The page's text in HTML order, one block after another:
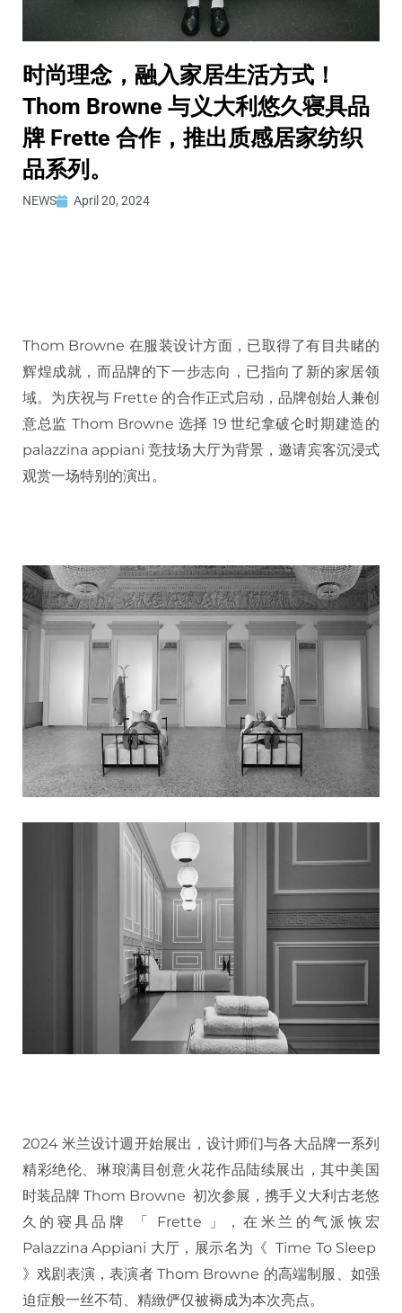
时尚理念，融入家居生活方式！
Thom Browne 与义大利悠久寝具品
牌 Frette 合作，推出质感居家纺织
品系列。
NEWS April 20, 2024
Thom Browne 在服装设计方面，已取得了有目共睹的
辉煌成就，而品牌的下一步志向，已指向了新的家居领
域。为庆祝与 Frette 的合作正式启动，品牌创始人兼创
意总监 Thom Browne 选择 19 世纪拿破仑时期建造的
palazzina appiani 竞技场大厅为背景，邀请宾客沉浸式
观赏一场特别的演出。
2024 米兰设计週开始展出，设计师们与各大品牌一系列
精彩绝伦、琳琅满目创意火花作品陆续展出，其中美国
时装品牌 Thom Browne 初次参展，携手义大利古老悠
久的寝具品牌 「 Frette 」，在米兰的气派恢宏
Palazzina Appiani 大厅，展示名为《 Time To Sleep
》戏剧表演，表演者 Thom Browne 的高端制服、如强
迫症般一丝不苟、精緻俨仅被褥成为本次亮点。